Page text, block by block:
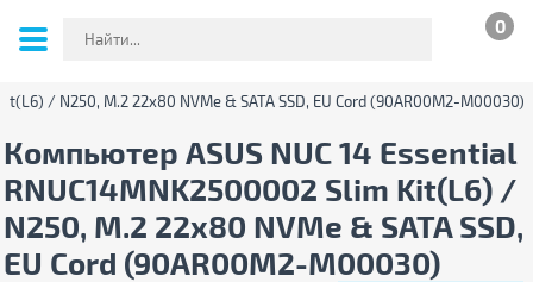
0
/ N250, M.2 22x80 NVMe & SATA SSD, EU Cord (90AR00M2-M00030)
Компьютер ASUS NUC 14 Essential
RNUC14MNK2500002 Slim Kit(L6) /
N250, M.2 22x80 NVMe & SATA SSD,
EU Cord (90AR00M2-M00030)